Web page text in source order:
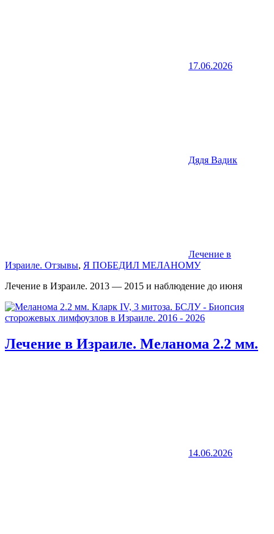
17.06.2026
Дядя Вадик
Лечение в
Израиле. Отзывы, Я ПОБЕДИЛ МЕЛАНОМУ
Лечение в Израиле. 2013 — 2015 и наблюдение до июня
Лечение в Израиле. Меланома 2.2 мм.
14.06.2026